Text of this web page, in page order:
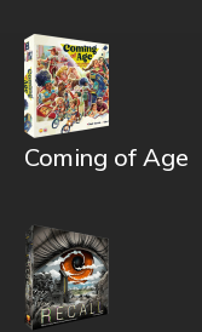
Coming of Age